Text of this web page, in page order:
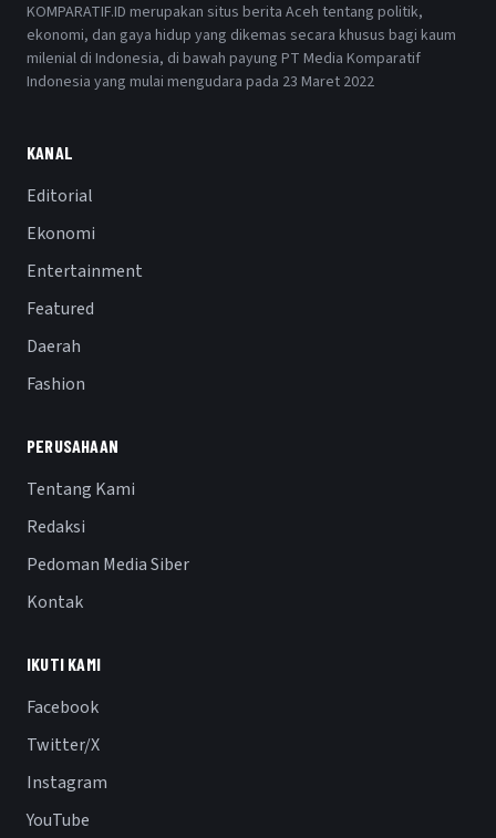
KOMPARATIF.ID merupakan situs berita Aceh tentang politik,
ekonomi, dan gaya hidup yang dikemas secara khusus bagi kaum
milenial di Indonesia, di bawah payung PT Media Komparatif
Indonesia yang mulai mengudara pada 23 Maret 2022
KANAL
Editorial
Ekonomi
Entertainment
Featured
Daerah
Fashion
PERUSAHAAN
Tentang Kami
Redaksi
Pedoman Media Siber
Kontak
IKUTI KAMI
Facebook
Twitter/X
Instagram
YouTube